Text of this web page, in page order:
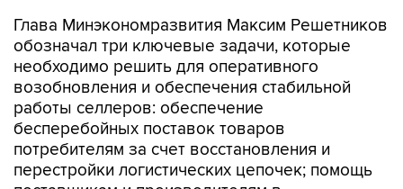
Глава Минэкономразвития Максим Решетников
обозначал три ключевые задачи, которые
необходимо решить для оперативного
возобновления и обеспечения стабильной
работы селлеров: обеспечение
бесперебойных поставок товаров
потребителям за счет восстановления и
перестройки логистических цепочек; помощь